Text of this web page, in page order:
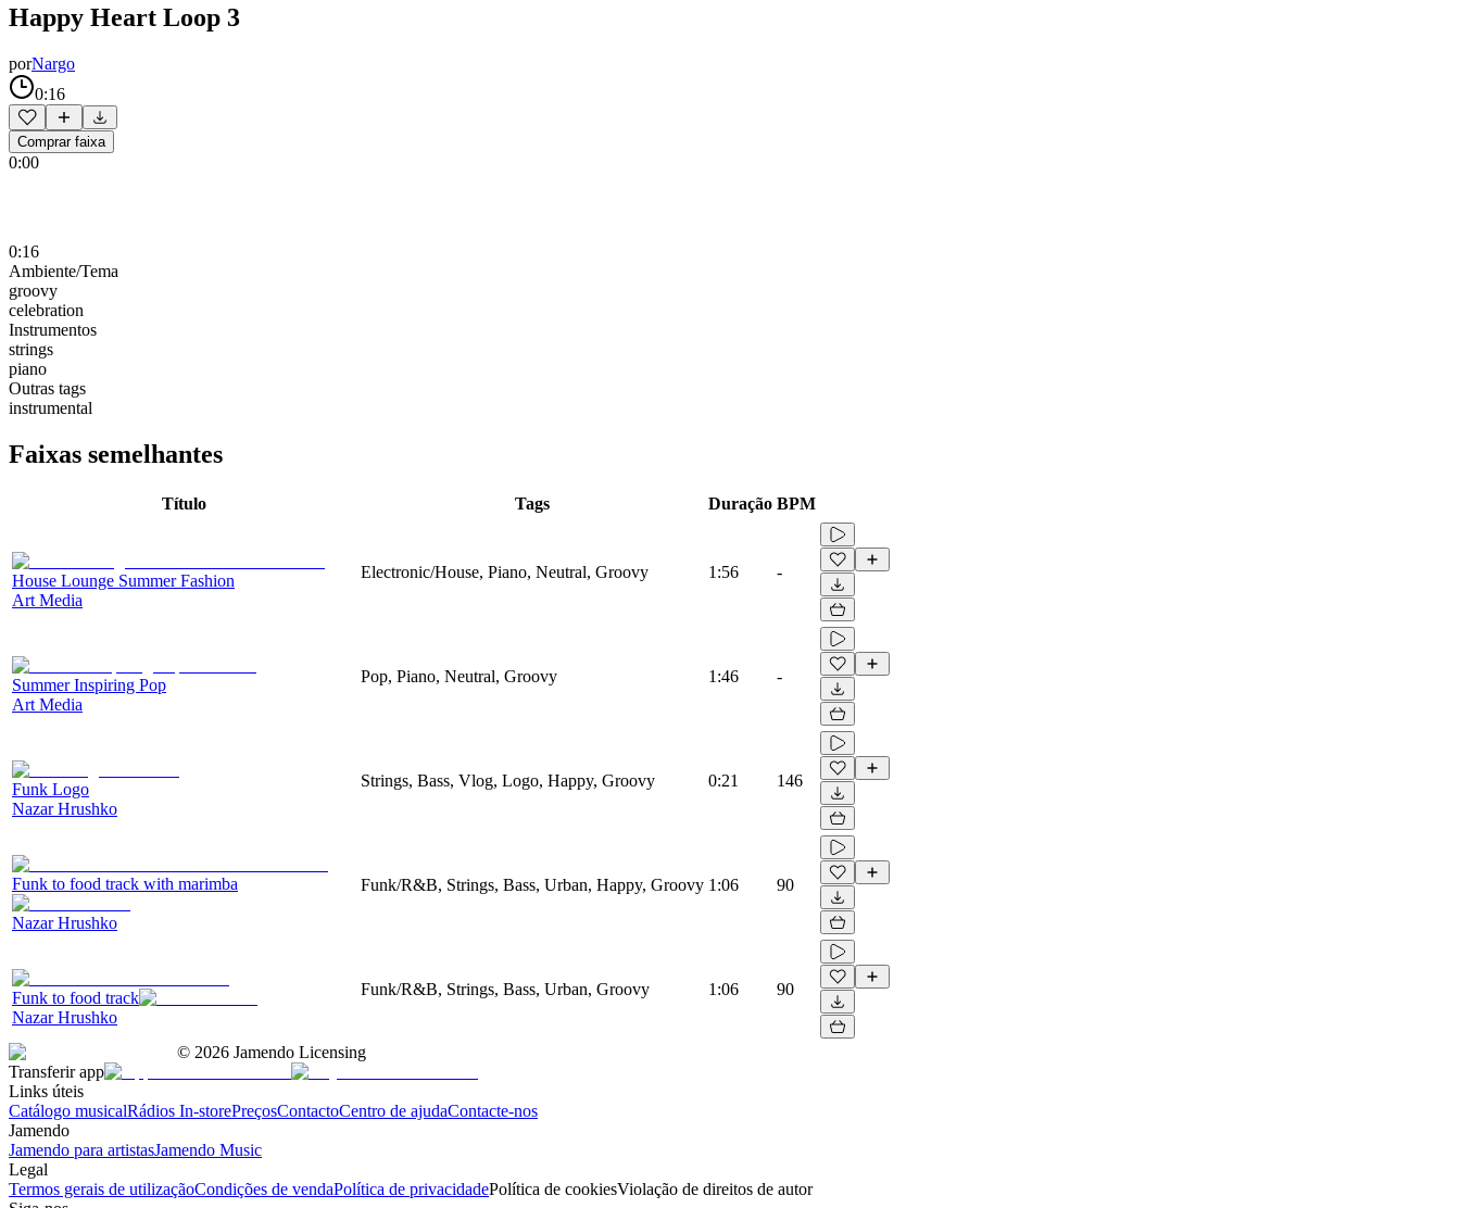
Happy Heart Loop 3
porNargo
0:16
Comprar faixa
0:00
0:16
Ambiente/Tema
groovy
celebration
Instrumentos
strings
piano
Outras tags
instrumental
Faixas semelhantes
Título Tags Duração BPM
House Lounge Summer Fashion
Art Media
Electronic/House, Piano, Neutral, Groovy 1:56 -
Summer Inspiring Pop
Art Media
Pop, Piano, Neutral, Groovy 1:46 -
Funk Logo
Nazar Hrushko
Strings, Bass, Vlog, Logo, Happy, Groovy 0:21 146
Funk to food track with marimba
Nazar Hrushko
Funk/R&B, Strings, Bass, Urban, Happy, Groovy 1:06 90
Funk to food track
Nazar Hrushko
Funk/R&B, Strings, Bass, Urban, Groovy 1:06 90
© 2026 Jamendo Licensing
Transferir app
Links úteis
Catálogo musicalRádios In-storePreçosContactoCentro de ajudaContacte-nos
Jamendo
Jamendo para artistasJamendo Music
Legal
Termos gerais de utilizaçãoCondições de vendaPolítica de privacidadePolítica de cookiesViolação de direitos de autor